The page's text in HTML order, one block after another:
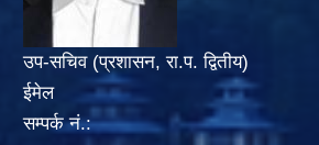
उप-सचिव (प्रशासन, रा.प. द्वितीय)
ईमेल
सम्पर्क नं.: